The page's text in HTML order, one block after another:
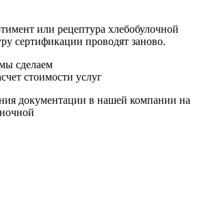
или рецептура хлебобулочной
сертификации проводят заново.
сделаем
стоимости услуг
документации в нашей компании на